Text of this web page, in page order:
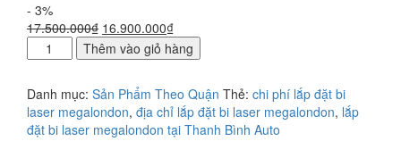
- 3%
17.500.000₫ Giá
gốc
là:
16.900.000₫Giá
hiện
tại
16.900.000₫.
chỉ
đặt
Bi
Laser
Thêm vào giỏ hàng
Danh mục: Sản Phẩm Theo Quận Thẻ: chi phí lắp đặt bi
laser megalondon, địa chỉ lắp đặt bi laser megalondon, lắp
đặt bi laser megalondon tại Thanh Bình Auto